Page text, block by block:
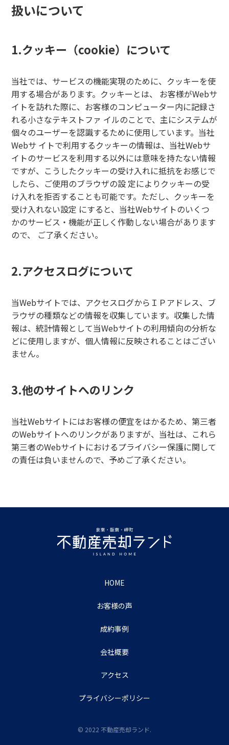
扱いについて
1.クッキー（cookie）について
当社では、サービスの機能実現のために、クッキーを使
用する場合があります。クッキーとは、 お客様がWebサ
イトを訪れた際に、お客様のコンピューター内に記録さ
れる小さなテキストファ イルのことで、主にシステムが
個々のユーザーを認識するために使用しています。当社
Webサ イトで利用するクッキーの情報は、当社Webサ
イトのサービスを利用する以外には意味を持たない情報
ですが、こうしたクッキーの受け入れに抵抗をお感じで
したら、ご使用のブラウザの設 定によりクッキーの受
け入れを拒否することも可能です。ただし、クッキーを
受け入れない設定 にすると、当社Webサイトのいくつ
かのサービス・機能が正しく作動しない場合があります
ので、 ご了承ください。
2.アクセスログについて
当Webサイトでは、アクセスログからＩＰアドレス、ブ
ラウザの種類などの情報を収集しています。収集した情
報は、統計情報として当Webサイトの利用傾向の分析な
どに使用しますが、個人情報に反映されることはござい
ません。
3.他のサイトへのリンク
当社Webサイトにはお客様の便宜をはかるため、第三者
のWebサイトへのリンクがありますが、当社は、これら
第三者のWebサイトにおけるプライバシー保護に関して
の責任は負いませんので、予めご了承ください。
HOME
お客様の声
成約事例
会社概要
アクセス
プライバシーポリシー
© 2022 不動産売却ランド.